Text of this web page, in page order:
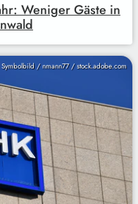
Weniger Gäste in
Symbolbild / nmann77 / stock.adobe.com